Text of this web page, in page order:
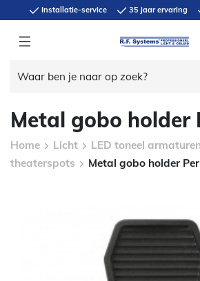
Installatie-service 35 jaar ervaring
Metal gobo holder
Home Licht LED toneel armaturen
theaterspots
Metal gobo holder